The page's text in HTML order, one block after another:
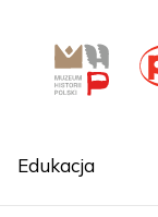
Edukacja